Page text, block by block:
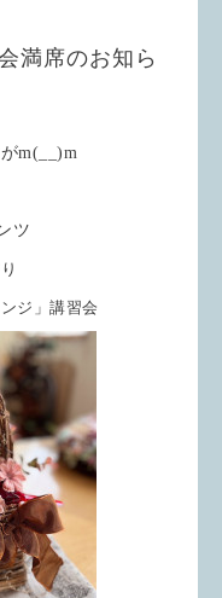
満席のお知ら
m(__)m
ツ
ジ」 講習会